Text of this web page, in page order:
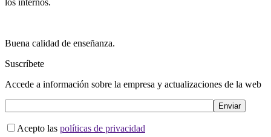
Buena calidad de enseñanza.
Suscríbete
Accede a información sobre la empresa y actualizaciones de la web
Acepto las políticas de privacidad